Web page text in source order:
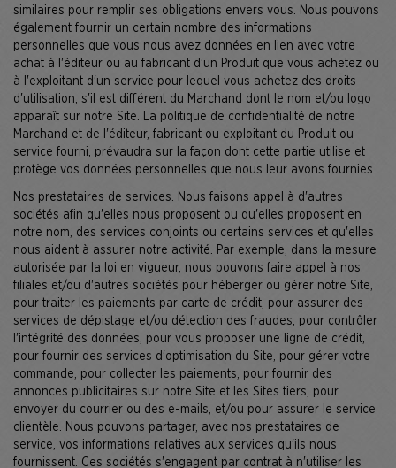
similaires pour remplir ses obligations envers vous. Nous pouvons
également fournir un certain nombre des informations
personnelles que vous nous avez données en lien avec votre
achat à l'éditeur ou au fabricant d'un Produit que vous achetez ou
à l'exploitant d'un service pour lequel vous achetez des droits
d'utilisation, s'il est différent du Marchand dont le nom et/ou logo
apparaît sur notre Site. La politique de confidentialité de notre
Marchand et de l'éditeur, fabricant ou exploitant du Produit ou
service fourni, prévaudra sur la façon dont cette partie utilise et
protège vos données personnelles que nous leur avons fournies.
Nos prestataires de services. Nous faisons appel à d'autres
sociétés afin qu'elles nous proposent ou qu'elles proposent en
notre nom, des services conjoints ou certains services et qu'elles
nous aident à assurer notre activité. Par exemple, dans la mesure
autorisée par la loi en vigueur, nous pouvons faire appel à nos
filiales et/ou d'autres sociétés pour héberger ou gérer notre Site,
pour traiter les paiements par carte de crédit, pour assurer des
services de dépistage et/ou détection des fraudes, pour contrôler
l'intégrité des données, pour vous proposer une ligne de crédit,
pour fournir des services d'optimisation du Site, pour gérer votre
commande, pour collecter les paiements, pour fournir des
annonces publicitaires sur notre Site et les Sites tiers, pour
envoyer du courrier ou des e-mails, et/ou pour assurer le service
clientèle. Nous pouvons partager, avec nos prestataires de
service, vos informations relatives aux services qu'ils nous
fournissent. Ces sociétés s'engagent par contrat à n'utiliser les